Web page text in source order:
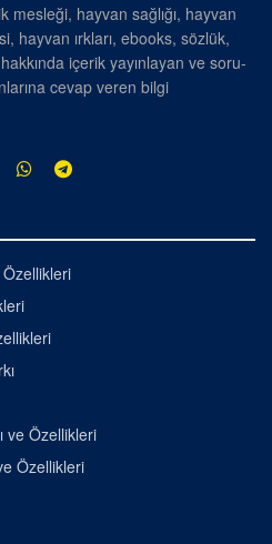
mesleği, hayvan sağlığı, hayvan
hayvan ırkları, ebooks, sözlük,
içerik yayınlayan ve soru-
cevap veren bilgi
ve Özellikleri
Özellikleri